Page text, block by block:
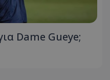
Dame Gueye;